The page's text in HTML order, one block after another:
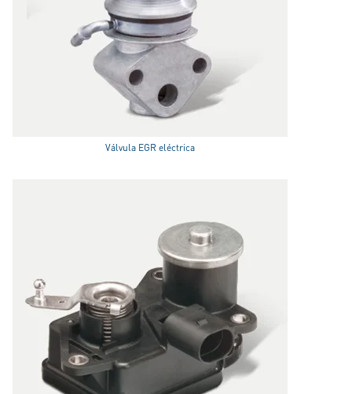
Válvula EGR eléctrica